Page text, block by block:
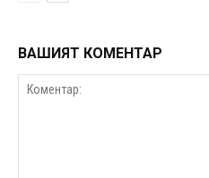
ВАШИЯТ КОМЕНТАР